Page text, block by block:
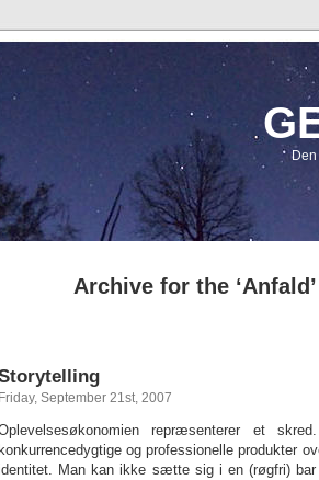
Archive for the
Friday, September 21st, 2007
repræsenterer et
konkurrencedygtige og professionelle produkter
Man kan ikke sætte sig i en (røgfri)